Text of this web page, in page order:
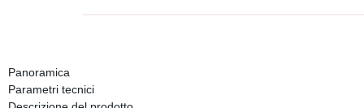
Panoramica
Parametri tecnici